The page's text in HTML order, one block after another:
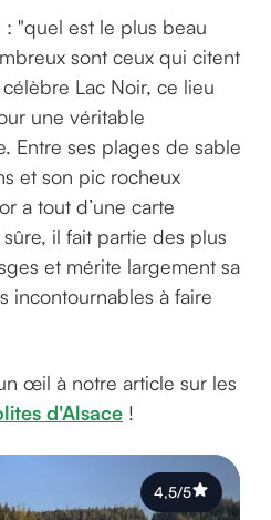
: "quel est le plus beau
sont ceux qui citent
Lac Noir, ce lieu
une véritable
Entre ses plages de sable
et son pic rocheux
a tout d’une carte
il fait partie des plus
et mérite largement sa
incontournables à faire
œil à notre article sur les
d'Alsace !
4,5/5